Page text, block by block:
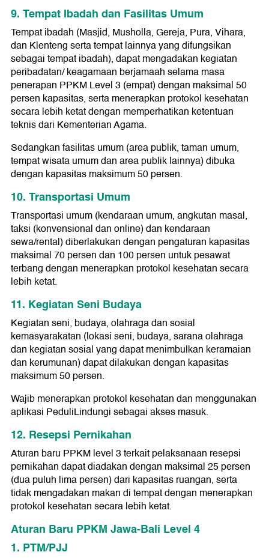
9. Tempat Ibadah dan Fasilitas Umum
Tempat ibadah (Masjid, Musholla, Gereja, Pura, Vihara,
dan Klenteng serta tempat lainnya yang difungsikan
sebagai tempat ibadah), dapat mengadakan kegiatan
peribadatan/ keagamaan berjamaah selama masa
penerapan PPKM Level 3 (empat) dengan maksimal 50
persen kapasitas, serta menerapkan protokol kesehatan
secara lebih ketat dengan memperhatikan ketentuan
teknis dari Kementerian Agama.
Sedangkan fasilitas umum (area publik, taman umum,
tempat wisata umum dan area publik lainnya) dibuka
dengan kapasitas maksimum 50 persen.
10. Transportasi Umum
Transportasi umum (kendaraan umum, angkutan masal,
taksi (konvensional dan online) dan kendaraan
sewa/rental) diberlakukan dengan pengaturan kapasitas
maksimal 70 persen dan 100 persen untuk pesawat
terbang dengan menerapkan protokol kesehatan secara
lebih ketat.
11. Kegiatan Seni Budaya
Kegiatan seni, budaya, olahraga dan sosial
kemasyarakatan (lokasi seni, budaya, sarana olahraga
dan kegiatan sosial yang dapat menimbulkan keramaian
dan kerumunan) dapat dilakukan dengan kapasitas
maksimum 50 persen.
Wajib menerapkan protokol kesehatan dan menggunakan
aplikasi PeduliLindungi sebagai akses masuk.
12. Resepsi Pernikahan
Aturan baru PPKM level 3 terkait pelaksanaan resepsi
pernikahan dapat diadakan dengan maksimal 25 persen
(dua puluh lima persen) dari kapasitas ruangan, serta
tidak mengadakan makan di tempat dengan menerapkan
protokol kesehatan secara lebih ketat.
Aturan Baru PPKM Jawa-Bali Level 4
1. PTM/PJJ